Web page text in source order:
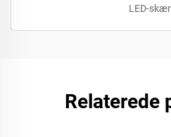
LED-
Relaterede